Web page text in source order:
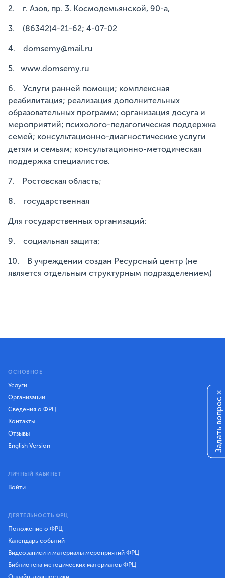
2. г. Азов, пр. 3. Космодемьянской, 90-а,
3. (86342)4-21-62; 4-07-02
4. domsemy@mail.ru
5. www.domsemy.ru
6. Услуги ранней помощи; комплексная
реабилитация; реализация дополнительных
образовательных программ; организация досуга и
мероприятий; психолого-педагогическая поддержка
семей; консультационно-диагностические услуги
детям и семьям; консультационно-методическая
поддержка специалистов.
7. Ростовская область;
8. государственная
Для государственных организаций:
9. социальная защита;
10. В учреждении создан Ресурсный центр (не
является отдельным структурным подразделением)
ОСНОВНОЕ
Услуги
Организации
Сведения о ФРЦ
Контакты
Отзывы
English Version
ЛИЧНЫЙ КАБИНЕТ
Войти
ДЕЯТЕЛЬНОСТЬ ФРЦ
Положение о ФРЦ
Календарь событий
Видеозаписи и материалы мероприятий ФРЦ
Библиотека методических материалов ФРЦ
Задать вопрос
×